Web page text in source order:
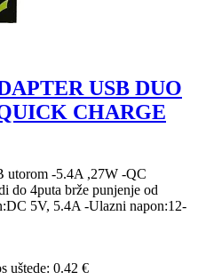
USB DUO
CHARGE
utorom -5.4A ,27W -QC
4puta brže punjenje od
5V, 5.4A -Ulazni napon:12-
uštede: 0.42 €